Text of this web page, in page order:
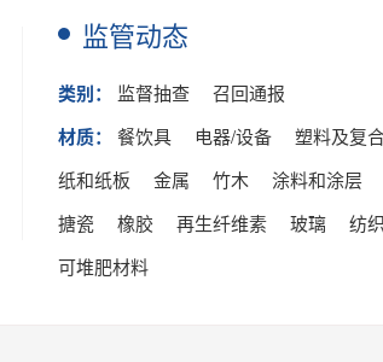
监管动态
类别： 监督抽查 召回通报
材质： 餐饮具 电器/设备
塑料及复
纸和纸板
金属 竹木 涂料和涂层
搪瓷
橡胶 再生纤维素 玻璃
纺
可堆肥材料